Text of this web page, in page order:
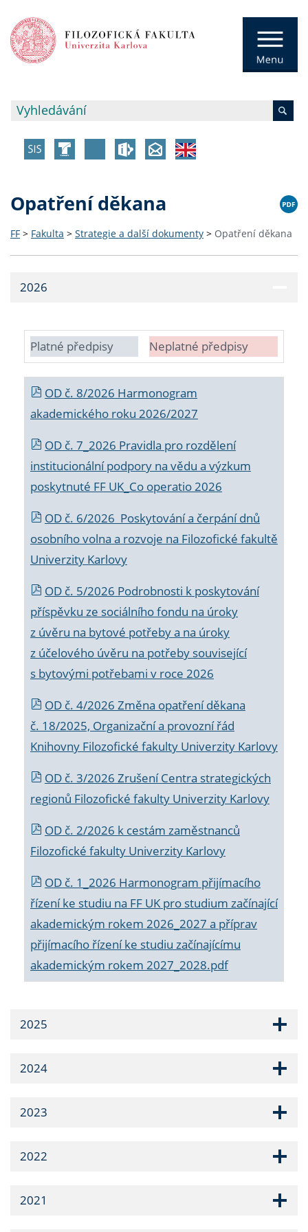
Opatření děkana
FF > Fakulta > Strategie a další dokumenty > Opatření děkana
2026
Platné předpisy Neplatné předpisy
OD č. 8/2026 Harmonogram
akademického roku 2026/2027
OD č. 7_2026 Pravidla pro rozdělení
institucionální podpory na vědu a výzkum
poskytnuté FF UK_Co operatio 2026
OD č. 6/2026 Poskytování a čerpání dnů
osobního volna a rozvoje na Filozofické fakultě
Univerzity Karlovy
OD č. 5/2026 Podrobnosti k poskytování
příspěvku ze sociálního fondu na úroky
z úvěru na bytové potřeby a na úroky
z účelového úvěru na potřeby související
s bytovými potřebami v roce 2026
OD č. 4/2026 Změna opatření děkana
č. 18/2025, Organizační a provozní řád
Knihovny Filozofické fakulty Univerzity Karlovy
OD č. 3/2026 Zrušení Centra strategických
regionů Filozofické fakulty Univerzity Karlovy
OD č. 2/2026 k cestám zaměstnanců
Filozofické fakulty Univerzity Karlovy
OD č. 1_2026 Harmonogram přijímacího
řízení ke studiu na FF UK pro studium začínající
akademickým rokem 2026_2027 a příprav
přijímacího řízení ke studiu začínajícímu
akademickým rokem 2027_2028.pdf
2025
2024
2023
2022
2021